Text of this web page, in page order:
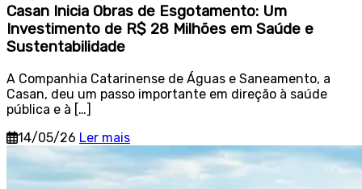
Casan Inicia Obras de Esgotamento: Um
Investimento de R$ 28 Milhões em Saúde e
Sustentabilidade
A Companhia Catarinense de Águas e Saneamento, a
Casan, deu um passo importante em direção à saúde
pública e à […]
14/05/26 Ler mais